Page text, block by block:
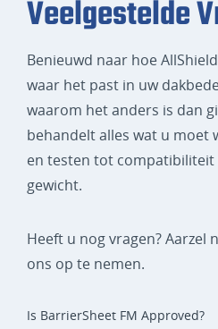
Veelgestelde
Benieuwd naar hoe
waar het past in uw
waarom het anders is dan
behandelt alles wat u moet
en testen tot compatibiliteit
gewicht.
Heeft u nog vragen? Aarzel
ons op te nemen.
Is BarrierSheet FM Approved?